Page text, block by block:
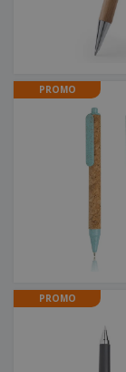
PROMO
PROMO